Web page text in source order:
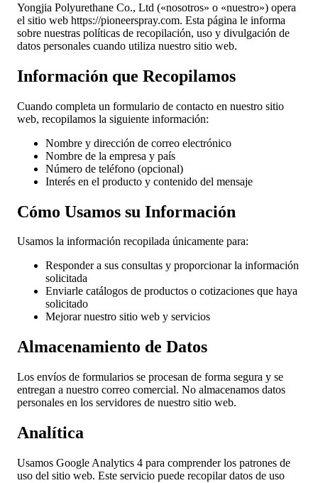
Yongjia Polyurethane Co., Ltd («nosotros» o «nuestro») opera
el sitio web https://pioneerspray.com. Esta página le informa
sobre nuestras políticas de recopilación, uso y divulgación de
datos personales cuando utiliza nuestro sitio web.
Información que Recopilamos
Cuando completa un formulario de contacto en nuestro sitio
web, recopilamos la siguiente información:
Nombre y dirección de correo electrónico
Nombre de la empresa y país
Número de teléfono (opcional)
Interés en el producto y contenido del mensaje
Cómo Usamos su Información
Usamos la información recopilada únicamente para:
Responder a sus consultas y proporcionar la información
solicitada
Enviarle catálogos de productos o cotizaciones que haya
solicitado
Mejorar nuestro sitio web y servicios
Almacenamiento de Datos
Los envíos de formularios se procesan de forma segura y se
entregan a nuestro correo comercial. No almacenamos datos
personales en los servidores de nuestro sitio web.
Analítica
Usamos Google Analytics 4 para comprender los patrones de
uso del sitio web. Este servicio puede recopilar datos de uso